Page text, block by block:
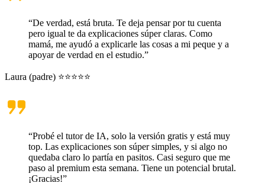
“De verdad, está bruta. Te deja pensar por tu cuenta
pero igual te da explicaciones súper claras. Como
mamá, me ayudó a explicarle las cosas a mi peque y a
apoyar de verdad en el estudio.”
Laura (padre) ⭐⭐⭐⭐⭐
“Probé el tutor de IA, solo la versión gratis y está muy
top. Las explicaciones son súper simples, y si algo no
quedaba claro lo partía en pasitos. Casi seguro que me
paso al premium esta semana. Tiene un potencial brutal.
¡Gracias!”